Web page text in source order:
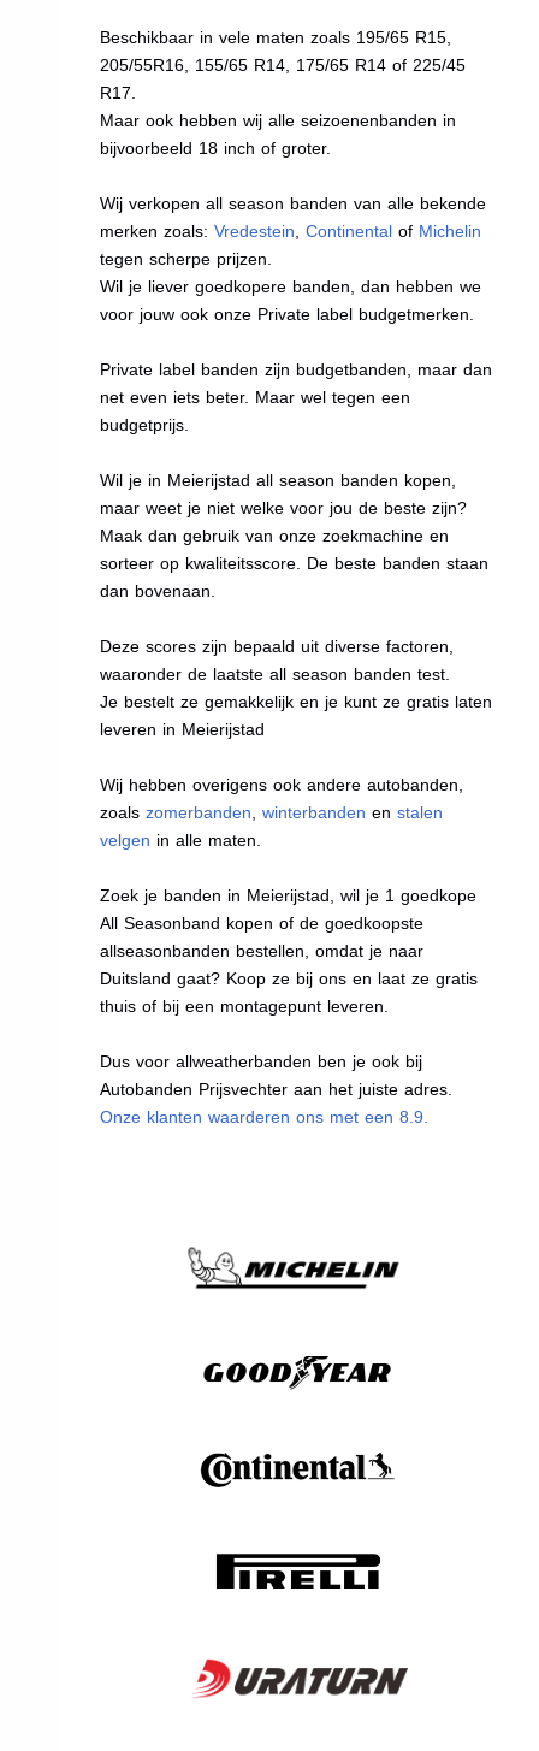
Beschikbaar in vele maten zoals 195/65 R15,
205/55R16, 155/65 R14, 175/65 R14 of 225/45
R17.
Maar ook hebben wij alle seizoenenbanden in
bijvoorbeeld 18 inch of groter.
Wij verkopen all season banden van alle bekende
merken zoals:Vredestein ,Continental of Michelin
tegen scherpe prijzen.
Wil je liever goedkopere banden, dan hebben we
voor jouw ook onze Private label budgetmerken.
Private label banden zijn budgetbanden, maar dan
net even iets beter. Maar wel tegen een
budgetprijs.
Wil je in Meierijstad all season banden kopen,
maar weet je niet welke voor jou de beste zijn?
Maak dan gebruik van onze zoekmachine en
sorteer op kwaliteitsscore. De beste banden staan
dan bovenaan.
Deze scores zijn bepaald uit diverse factoren,
waaronder de laatste all season banden test.
Je bestelt ze gemakkelijk en je kunt ze gratis laten
leveren in Meierijstad
Wij hebben overigens ook andere autobanden,
zoalszomerbanden ,winterbanden enstalen
velgen in alle maten.
Zoek je banden in Meierijstad, wil je 1 goedkope
All Seasonband kopen of de goedkoopste
allseasonbanden bestellen, omdat je naar
Duitsland gaat? Koop ze bij ons en laat ze gratis
thuis of bij een montagepunt leveren.
Dus voor allweatherbanden ben je ook bij
Autobanden Prijsvechter aan het juiste adres.
Onze klanten waarderen ons met een 8.9.